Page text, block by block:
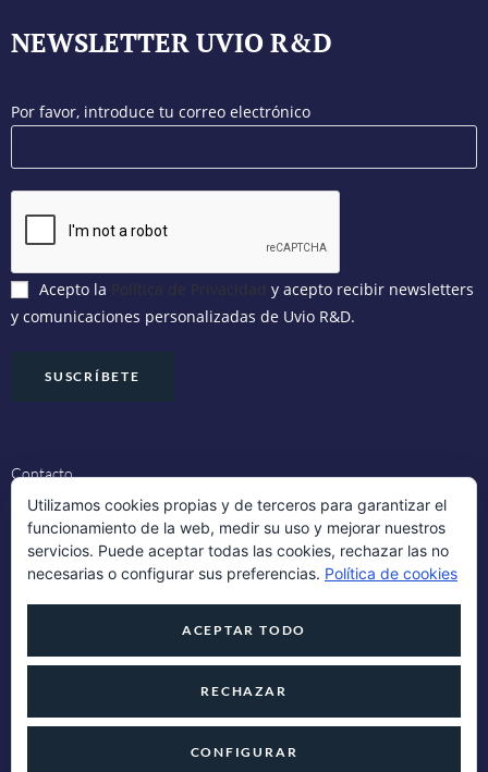
NEWSLETTER UVIO R&D
Por favor, introduce tu correo electrónico
Acepto la
y acepto recibir newsletters
y comunicaciones personalizadas de Uvio R&D.
Contacto
Aviso Legal
Utilizamos cookies propias y de terceros para garantizar el
funcionamiento de la web, medir su uso y mejorar nuestros
servicios. Puede aceptar todas las cookies, rechazar las no
necesarias o configurar sus preferencias. Política de cookies
ACEPTAR TODO
RECHAZAR
CONFIGURAR